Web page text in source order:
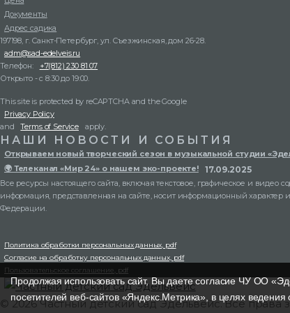
Продолжая использовать сайт, Вы даете согласие ЧУ ОО
посетителей веб-сайтов «Яндекс.Метрика», в целях ведения
Документы
Адрес садика
197198, г. Санкт-Петербург, ул. Съезжинская, дом 26-28.
adm@sad-edelveis.ru
Телефон:
+7(812) 230 81 07
Открыто - с 8:30 до 19:00.
This site is protected by reCAPTCHA and the Google
Privacy Policy
and
Terms of Service apply.
НАШИ НОВОСТИ И СОБЫТИЯ
Открываем новый творческий сезон в музыкальной студии
🌍 Телеканал «Мир 24» о нашем эко-проекте! 17.09.2025
Все ресурсы настоящего сайта, включая текстовое, графическое и
информация, представленная на сайте, носит информационный
Федерации.
Политика обработки персональных данных, pdf
Согласие на обработку персональных данных, pdf
Пользовательское соглашение, pdf
© 2026 Частный детский сад Эдельвейс. Все права